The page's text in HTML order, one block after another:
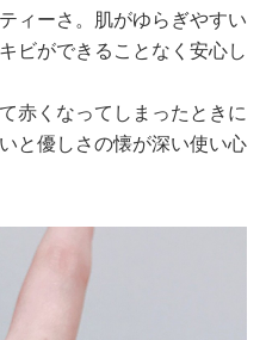
ィーさ。肌がゆらぎやすい
ビができることなく安心し
赤くなってしまったときに
と優しさの懐が深い使い心